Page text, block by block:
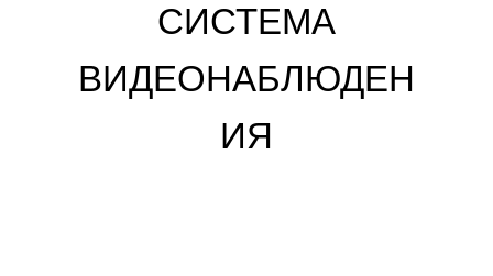
СИСТЕМА
ВИДЕОНАБЛЮДЕН
ИЯ